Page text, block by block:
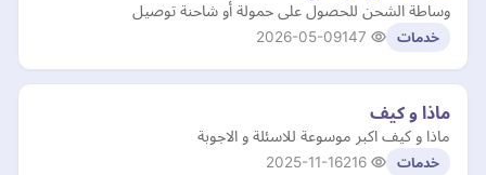
وساطة الشحن للحصول على حمولة أو شاحنة توصيل
خدمات 2026-05-09
ماذا و كيف
ماذا و كيف اكبر موسوعة للاسئلة و الاجوبة
خدمات 2025-11-16